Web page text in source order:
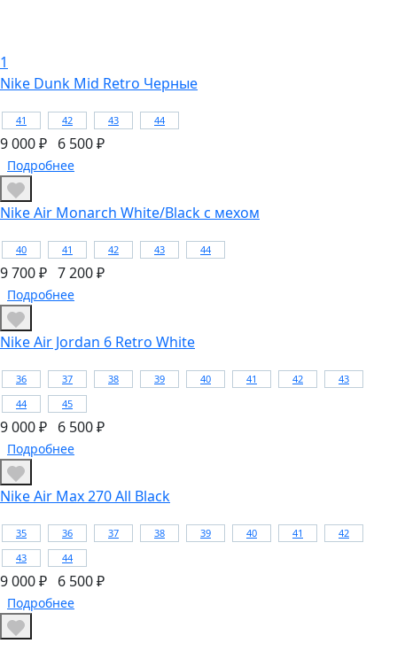
1
Nike Dunk Mid Retro Черные
41 42 43 44
9 000 ₽ 6 500 ₽
Подробнее
Nike Air Monarch White/Black с мехом
40 41 42 43 44
9 700 ₽ 7 200 ₽
Подробнее
Nike Air Jordan 6 Retro White
36 37 38 39 40 41 42
43
44
45
9 000 ₽ 6 500 ₽
Подробнее
Nike Air Max 270 All Black
35 36 37 38 39 40 41
42
43
44
9 000 ₽ 6 500 ₽
Подробнее